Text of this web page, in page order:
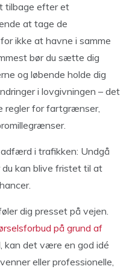
tilbage efter et
at tage de
ikke at havne i samme
bør du sætte dig
og løbende holde dig
i lovgivningen – det
regler for fartgrænser,
i trafikken: Undgå
kan blive fristet til at
dig presset på vejen.
på grund af
kan det være en god idé
eller professionelle,